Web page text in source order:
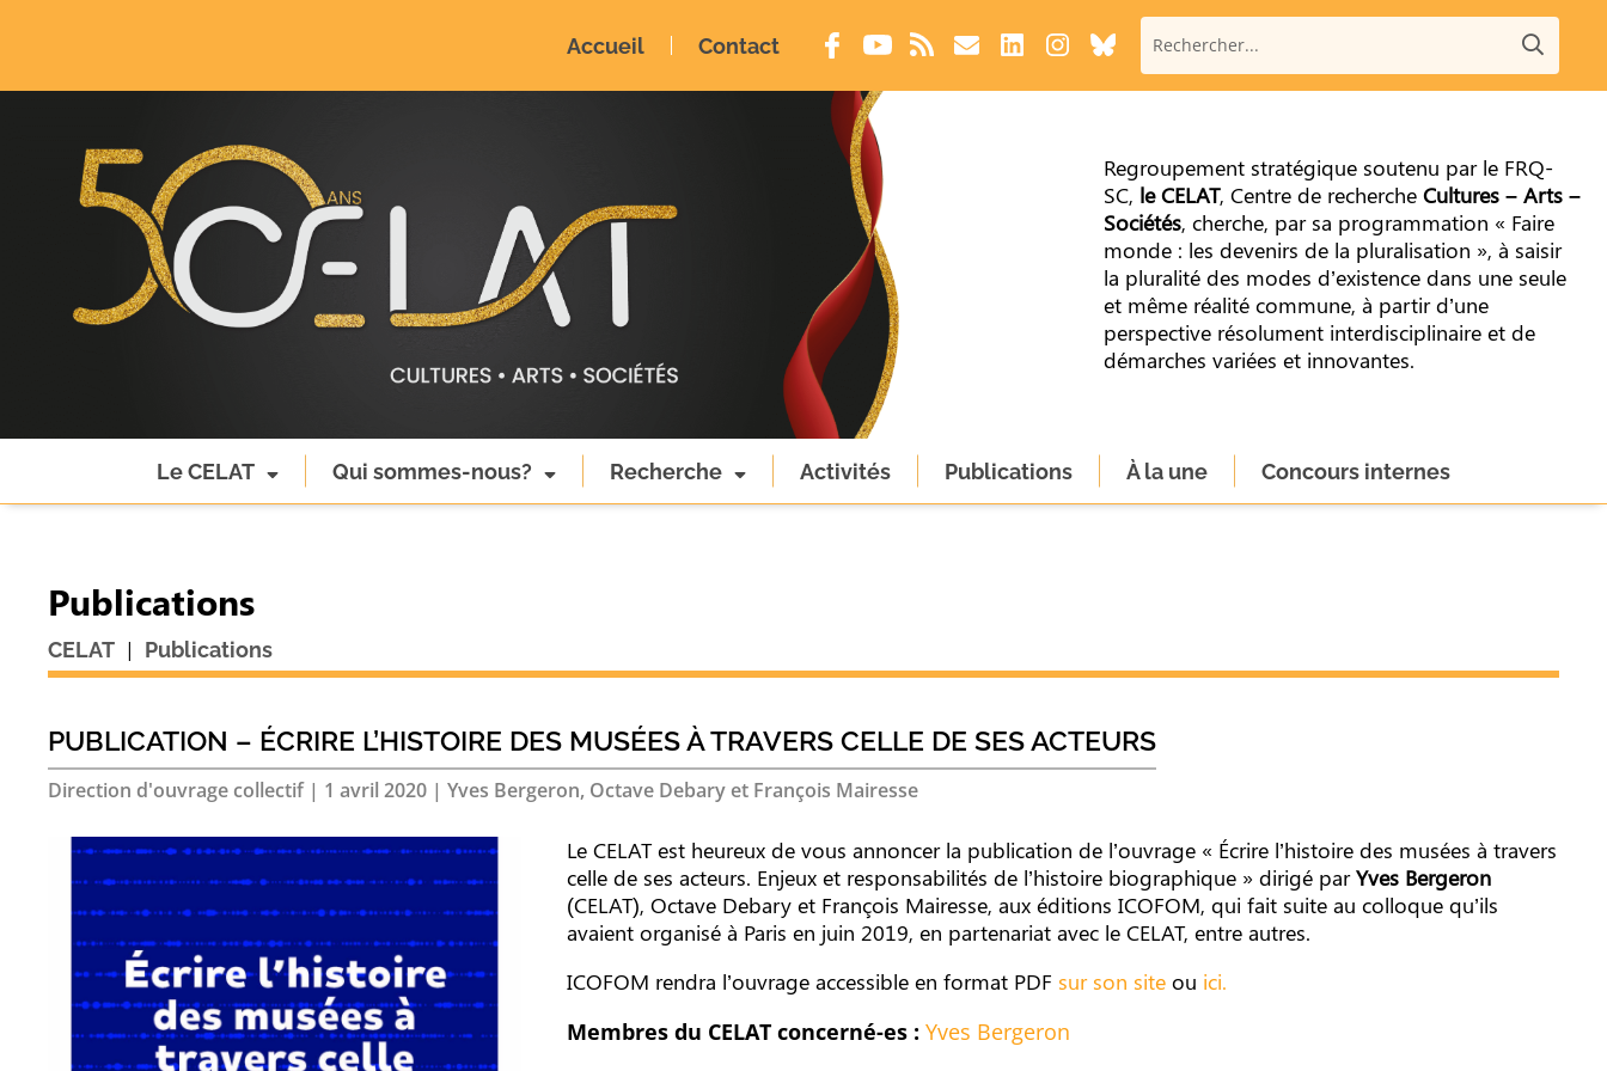
Accueil Contact
Regroupement stratégique soutenu par le FRQ-
SC, le CELAT, Centre de recherche Cultures – Arts –
Sociétés, cherche, par sa programmation « Faire
monde : les devenirs de la pluralisation », à saisir
la pluralité des modes d’existence dans une seule
et même réalité commune, à partir d’une
perspective résolument interdisciplinaire et de
démarches variées et innovantes.
Le CELAT Qui sommes-nous? Recherche Activités Publications À la une Concours internes
Publications
CELAT | Publications
PUBLICATION – ÉCRIRE L’HISTOIRE DES MUSÉES À TRAVERS CELLE DE SES ACTEURS
Direction d'ouvrage collectif| 1 avril 2020 |Yves Bergeron, Octave Debary et François Mairesse
Le CELAT est heureux de vous annoncer la publication de l’ouvrage « Écrire l’histoire des musées à travers
celle de ses acteurs. Enjeux et responsabilités de l’histoire biographique » dirigé parYves Bergeron
(CELAT), Octave Debary et François Mairesse, aux éditions ICOFOM, qui fait suite au colloque qu’ils
avaient organisé à Paris en juin 2019, en partenariat avec le CELAT, entre autres.
ICOFOM rendra l’ouvrage accessible en format PDF sur son site ou ici.
Membres du CELAT concerné-es :Yves Bergeron